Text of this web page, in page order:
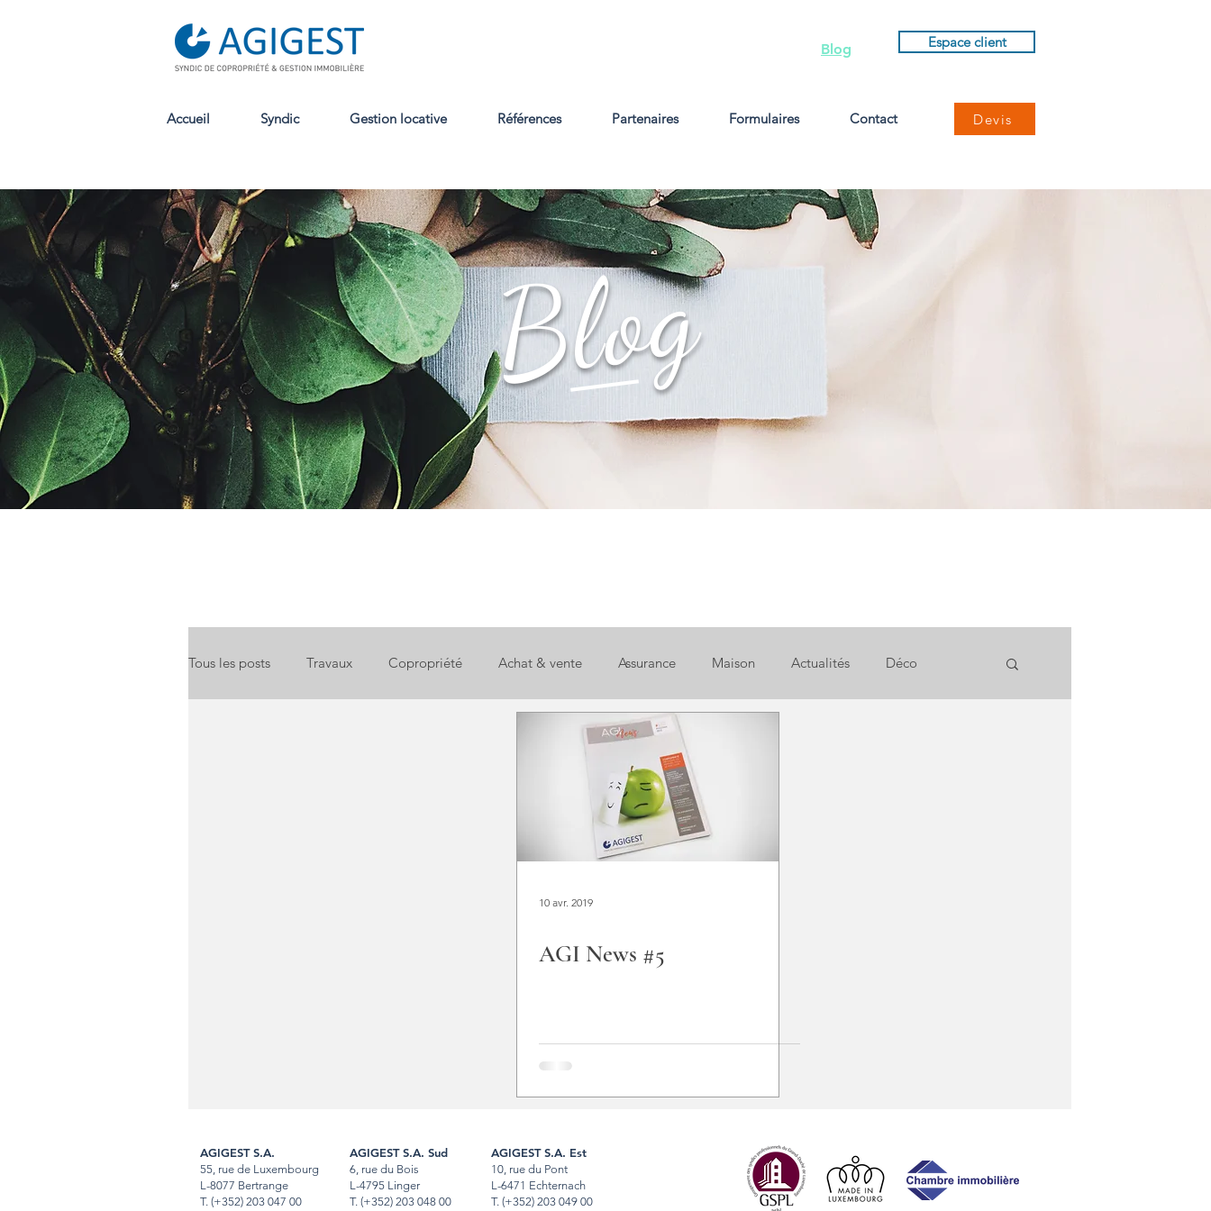
Blog Espace client
Accueil Syndic Gestion locative Références Partenaires Formulaires Contact Devis
Blog
Tous les posts Travaux Copropriété Achat & vente Assurance Maison Actualités Déco
10 avr. 2019
AGI News #5
AGIGEST S.A.
55, rue de Luxembourg
L-8077 Bertrange
T. (+352) 203 047 00
AGIGEST S.A. Sud
6, rue du Bois
L-4795 Linger
T. (+352) 203 048 00
AGIGEST S.A. Est
10, rue du Pont
L-6471 Echternach
T. (+352) 203 049 00